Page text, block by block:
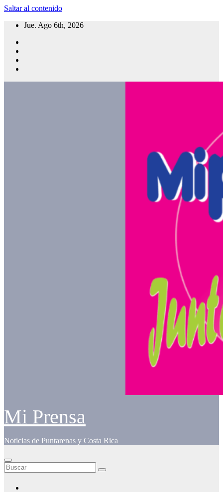
Saltar al contenido
Jue. Ago 6th, 2026
Mi Prensa
Noticias de Puntarenas y Costa Rica